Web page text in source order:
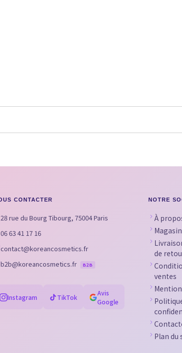
CONTACTER
28 rue du Bourg Tibourg, 75004 Paris
06 63 41 17 16
contact@koreancosmetics.fr
b2b@koreancosmetics.fr
B2B
Instagram TikTok
Avis
Google
NOTRE
À
de
ventes
Plan du